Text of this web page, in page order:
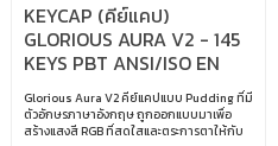
KEYCAP (คีย์แคป)
GLORIOUS AURA V2 - 145
KEYS PBT ANSI/ISO EN
PINK
Glorious Aura V2 คีย์แคปแบบ Pudding ที่มี
ตัวอักษรภาษาอังกฤษ ถูกออกแบบมาเพื่อ
สร้างแสงสี RGB ที่สดใสและตระการตาให้กับ